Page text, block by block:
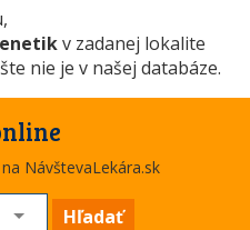
v zadanej lokalite
nie je v našej databáze.
NávštevaLekára.sk
Hľadať